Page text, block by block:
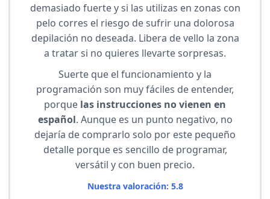
demasiado fuerte y si las utilizas en zonas con
pelo corres el riesgo de sufrir una dolorosa
depilación no deseada. Libera de vello la zona
a tratar si no quieres llevarte sorpresas.
Suerte que el funcionamiento y la
programación son muy fáciles de entender,
porque las instrucciones no vienen en
español. Aunque es un punto negativo, no
dejaría de comprarlo solo por este pequeño
detalle porque es sencillo de programar,
versátil y con buen precio.
Nuestra valoración: 5.8